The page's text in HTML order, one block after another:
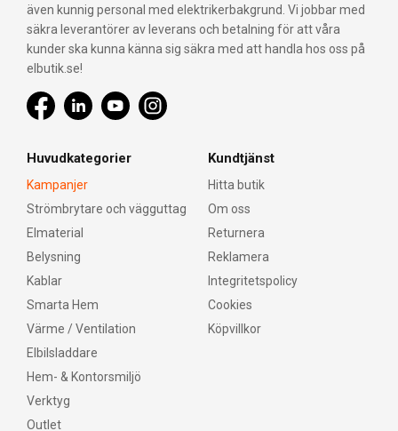
även kunnig personal med elektrikerbakgrund. Vi jobbar med
säkra leverantörer av leverans och betalning för att våra
kunder ska kunna känna sig säkra med att handla hos oss på
elbutik.se!
Huvudkategorier
Kampanjer
Strömbrytare och vägguttag
Elmaterial
Belysning
Kablar
Smarta Hem
Värme / Ventilation
Elbilsladdare
Hem- & Kontorsmiljö
Verktyg
Outlet
Kundtjänst
Hitta butik
Om oss
Returnera
Reklamera
Integritetspolicy
Cookies
Köpvillkor